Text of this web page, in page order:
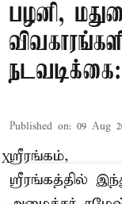
பழனி,
Published on: 09 Aug
ஸ்ரீரங்கம்,
ஸ்ரீரங்கத்தில்
X